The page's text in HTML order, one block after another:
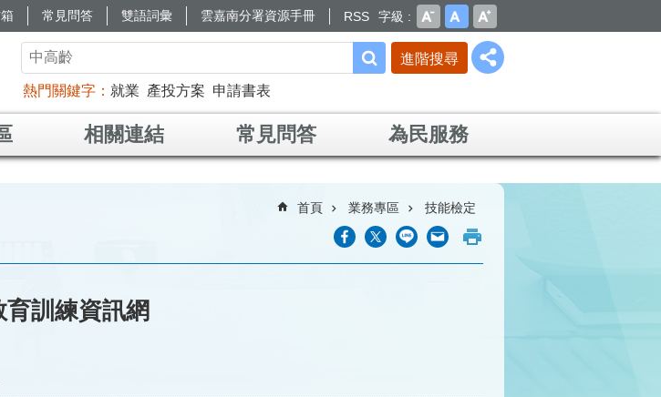
常見問答 雙語詞彙 雲嘉南分署資源手冊 RSS 字級
進階搜尋
熱門關鍵字 就業 產投方案 申請書表
相關連結 常見問答 為民服務
首頁 業務專區 技能檢定
訓練資訊網